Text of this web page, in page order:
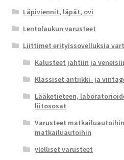
Läpiviennit, läpät, ovi
Lentolaukun varusteet
Liittimet erityissovelluksia
Kalusteet jahtiin ja
Klassiset antiikki- ja
Lääketieteen,
liitososat
Varusteet
matkailuautoihin
ylelliset varusteet